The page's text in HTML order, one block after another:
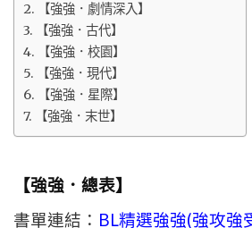
【強強．劇情深入】
【強強．古代】
【強強．校園】
【強強．現代】
【強強．星際】
【強強．末世】
【強強．總表】
書單連結： BL精選強強(強攻強